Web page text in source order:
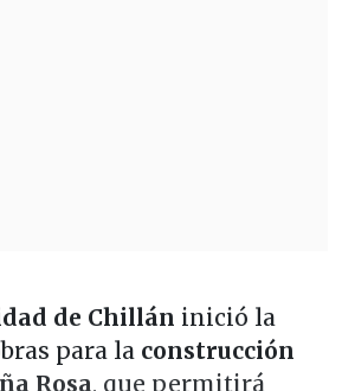
de Chillán inició la
para la construcción
Rosa, que permitirá